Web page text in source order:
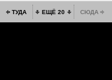
ТУДА ЕЩЁ 20 СЮДА